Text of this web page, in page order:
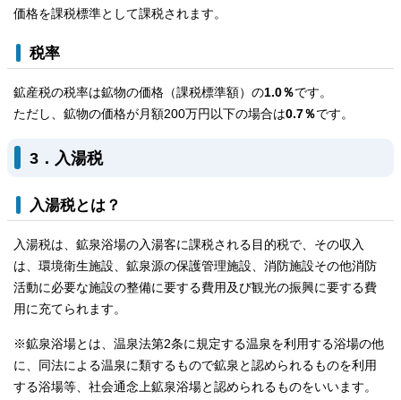
価格を課税標準として課税されます。
税率
鉱産税の税率は鉱物の価格（課税標準額）の1.0％です。
ただし、鉱物の価格が月額200万円以下の場合は0.7％です。
3．入湯税
入湯税とは？
入湯税は、鉱泉浴場の入湯客に課税される目的税で、その収入
は、環境衛生施設、鉱泉源の保護管理施設、消防施設その他消防
活動に必要な施設の整備に要する費用及び観光の振興に要する費
用に充てられます。
※鉱泉浴場とは、温泉法第2条に規定する温泉を利用する浴場の他
に、同法による温泉に類するもので鉱泉と認められるものを利用
する浴場等、社会通念上鉱泉浴場と認められるものをいいます。